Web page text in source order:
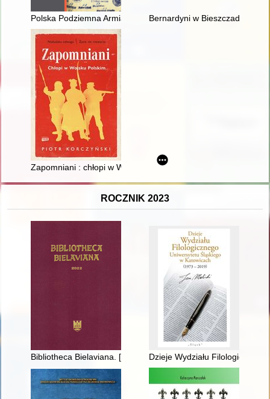
Polska Podziemna Armia Narodowa w powiecie kościańskim
Bernardyni w Bieszczadach :
Zapomniani : chłopi w Wojsku Polskim
ROCZNIK 2023
Bibliotheca Bielaviana. [R. 14] (2022)Dzieje Wydziału